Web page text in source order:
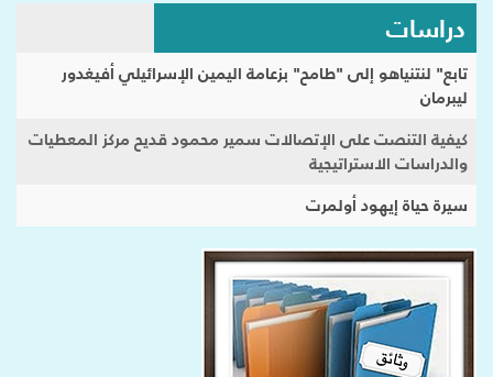
دراسات
تابع" لنتنياهو إلى "طامح" بزعامة اليمين الإسرائيلي أفيغدور
ليبرمان
كيفية التنصت على الإتصالات سمير محمود قديح مركز المعطيات
والدراسات الاستراتيجية
سيرة حياة إيهود أولمرت